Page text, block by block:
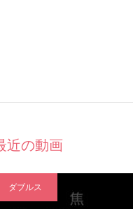
近の動画
ダブルス